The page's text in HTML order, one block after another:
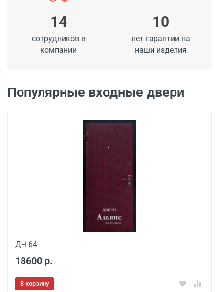
14
сотрудников в
компании
10
лет гарантии на
наши изделия
Популярные входные двери
ДЧ 64
18600 р.
В корзину